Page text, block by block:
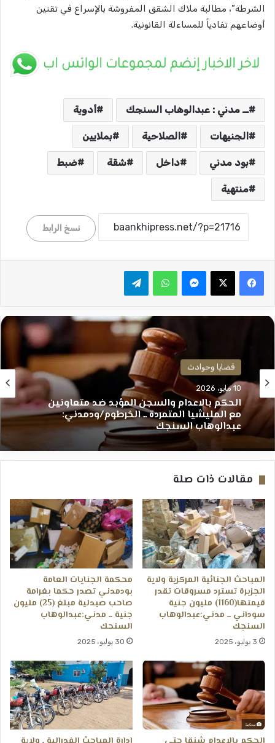
الشرطة”، مطالبة ملاك الشقق المفروشة بالإسراع في تقنين
أوضاعهم تفادياً للمساءلة القانونية.
ــ مدني : عبدالوهاب السنجك أدوية
الجنيهات الصلاحية بملايين
بود مدني داخل شقة ضبط
منتهية
نسخ الرابط
واتساب
قضايا وحوادث
10 مايو، 2026
الحكم بالاعدام والسجن المؤبد ضد متعاونين
مع المليشيا المتمردة ــ الخرطوم/ودمدني:
عبدالوهاب السنجك
مقالات ذات صلة
المباحث الجنائية المركزية ولاية
الجزيرة تسترد مسروقات تقدر
قيمتها(1160) مليون جنية
سوداني ــ مدني:عبدالوهاب
السنجك
3 يوليو، 2025
محكمة الجنايات العامة
بودمدني تصدر حكما بغرامة
صاحب صيدلية مبلغ (25) مليون
جنية ــ مدني:عبدالوهاب
السنحك
30 يوليو، 2025